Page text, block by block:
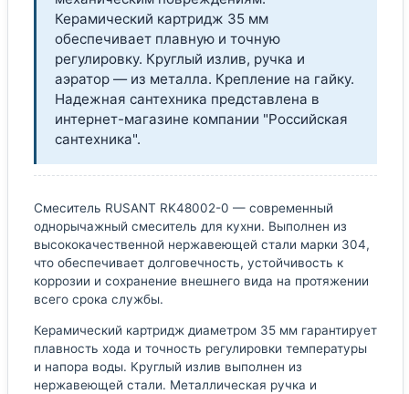
Керамический картридж 35 мм
обеспечивает плавную и точную
регулировку. Круглый излив, ручка и
аэратор — из металла. Крепление на гайку.
Надежная сантехника представлена в
интернет-магазине компании "Российская
сантехника".
Смеситель RUSANT RK48002-0 — современный
однорычажный смеситель для кухни. Выполнен из
высококачественной нержавеющей стали марки 304,
что обеспечивает долговечность, устойчивость к
коррозии и сохранение внешнего вида на протяжении
всего срока службы.
Керамический картридж диаметром 35 мм гарантирует
плавность хода и точность регулировки температуры
и напора воды. Круглый излив выполнен из
нержавеющей стали. Металлическая ручка и